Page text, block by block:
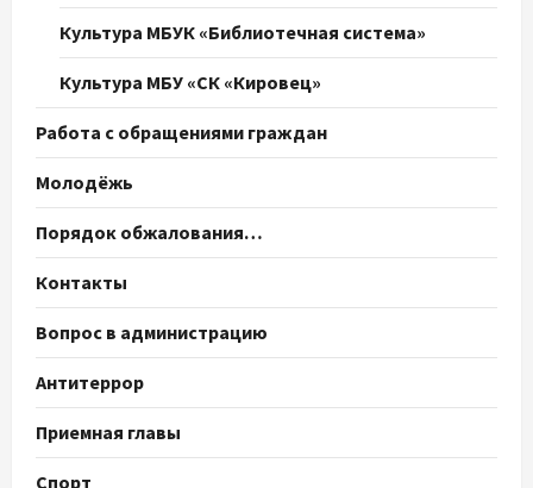
Культура МБУК «Библиотечная система»
Культура МБУ «СК «Кировец»
Работа с обращениями граждан
Молодёжь
Порядок обжалования…
Контакты
Вопрос в администрацию
Антитеррор
Приемная главы
Спорт